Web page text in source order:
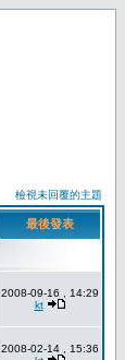
檢視未回覆的主題
最後發表
2008-09-16 , 14:29
kt
2008-02-14 , 15:36